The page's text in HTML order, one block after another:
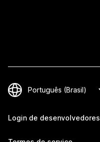
Login de desenvolvedores